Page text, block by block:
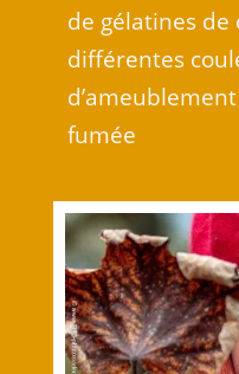
de gélatines de
différentes
fumée